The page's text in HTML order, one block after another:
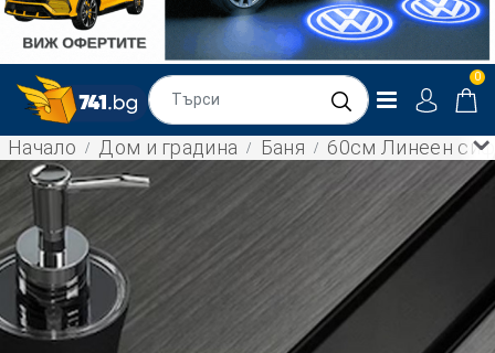
0
Начало Дом и градина Баня 60см Линеен